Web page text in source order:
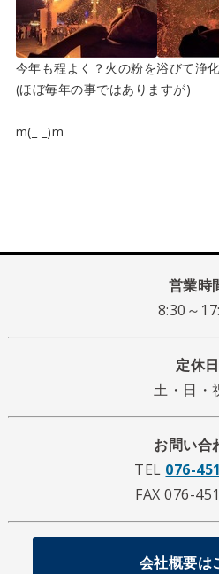
今年も程よく？火の粉を浴びて浄
(ほぼ毎年の事ではありますが)
m(_ _)m
営業時
8:30～
定休日
土・日・
お問い合
TEL 076-
FAX 076-
会社概要は